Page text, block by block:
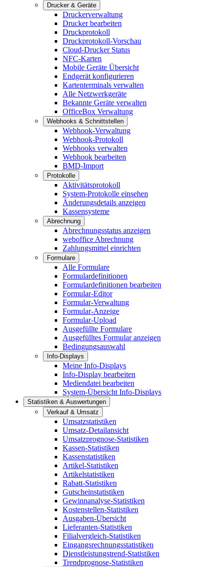
Drucker & Geräte
Druckerverwaltung
Drucker bearbeiten
Druckprotokoll
Druckprotokoll-Vorschau
Cloud-Drucker Status
NFC-Karten
Mobile Geräte Übersicht
Endgerät konfigurieren
Kartenterminals verwalten
Alle Netzwerkgeräte
Bekannte Geräte verwalten
OfficeBox Verwaltung
Webhooks & Schnittstellen
Webhook-Verwaltung
Webhook-Protokoll
Webhooks verwalten
Webhook bearbeiten
BMD-Import
Protokolle
Aktivitätsprotokoll
System-Protokolle einsehen
Änderungsdetails anzeigen
Kassensysteme
Abrechnung
Abrechnungsstatus anzeigen
weboffice Abrechnung
Zahlungsmittel einrichten
Formulare
Alle Formulare
Formulardefinitionen
Formulardefinitionen bearbeiten
Formular-Editor
Formular-Verwaltung
Formular-Anzeige
Formular-Upload
Ausgefüllte Formulare
Ausgefülltes Formular anzeigen
Bedingungsauswahl
Info-Displays
Meine Info-Displays
Info-Display bearbeiten
Mediendatei bearbeiten
System-Übersicht Info-Displays
Statistiken & Auswertungen
Verkauf & Umsatz
Umsatzstatistiken
Umsatz-Detailansicht
Umsatzprognose-Statistiken
Kassen-Statistiken
Kassenstatistiken
Artikel-Statistiken
Artikelstatistiken
Rabatt-Statistiken
Gutscheinstatistiken
Gewinnanalyse-Statistiken
Kostenstellen-Statistiken
Ausgaben-Übersicht
Lieferanten-Statistiken
Filialvergleich-Statistiken
Eingangsrechnungsstatistiken
Dienstleistungstrend-Statistiken
Trendprognose-Statistiken